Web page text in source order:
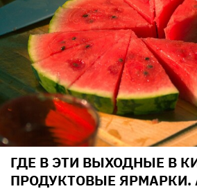
ГДЕ В ЭТИ ВЫХОДНЫЕ В
ПРОДУКТОВЫЕ ЯРМАРКИ.